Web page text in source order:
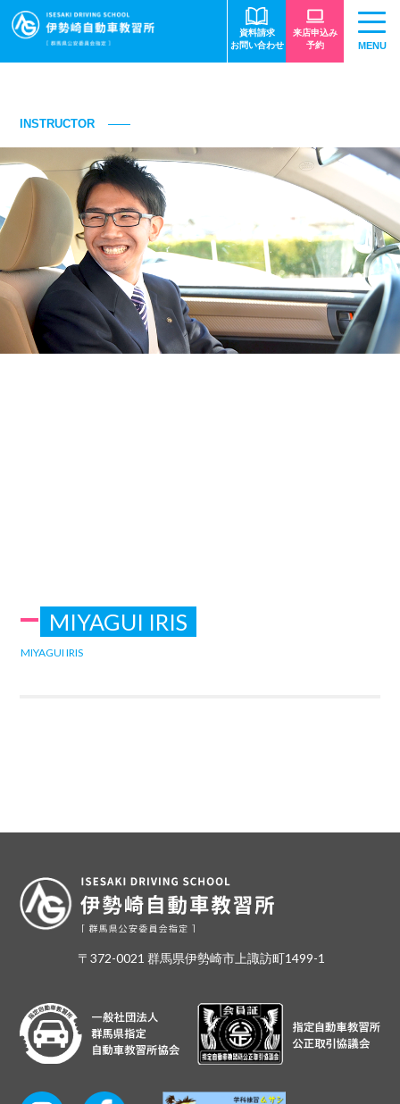
資料請求
お問い合わせ
来店申込み
予約
MENU
INSTRUCTOR
MIYAGUI IRIS
MIYAGUI IRIS
〒372-0021 群馬県伊勢崎市上諏訪町1499-1